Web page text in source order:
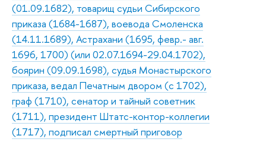
(01.09.1682), товарищ судьи Сибирского
приказа (1684-1687), воевода Смоленска
(14.11.1689), Астрахани (1695, февр.- авг.
1696, 1700) (или 02.07.1694-29.04.1702),
боярин (09.09.1698), судья Монастырского
приказа, ведал Печатным двором (с 1702),
граф (1710), сенатор и тайный советник
(1711), президент Штатс-контор-коллегии
(1717), подписал смертный приговор